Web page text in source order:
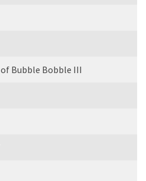
Bubble Bobble III